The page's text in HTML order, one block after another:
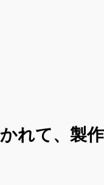
れて、製